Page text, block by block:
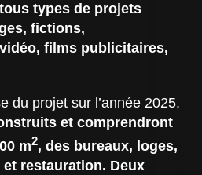
types de projets
fictions,
films publicitaires,
du projet sur l’année 2025,
et comprendront
m2, des bureaux, loges,
restauration. Deux